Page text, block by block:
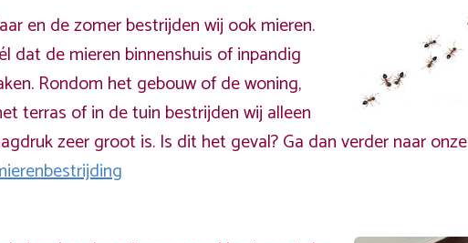
en de zomer bestrijden wij ook mieren.
dat de mieren binnenshuis of inpandig
Rondom het gebouw of de woning,
terras of in de tuin bestrijden wij alleen
zeer groot is. Is dit het geval? Ga dan verder naar onze